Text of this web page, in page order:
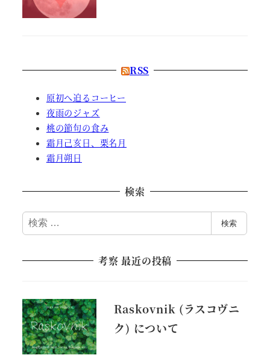
RSS
原初へ迫るコーヒー
夜雨のジャズ
桃の節句の食み
霜月己亥日、栗名月
霜月朔日
検索
検
索
検索
考察 最近の投稿
Raskovnik (ラスコヴニ
ク) について